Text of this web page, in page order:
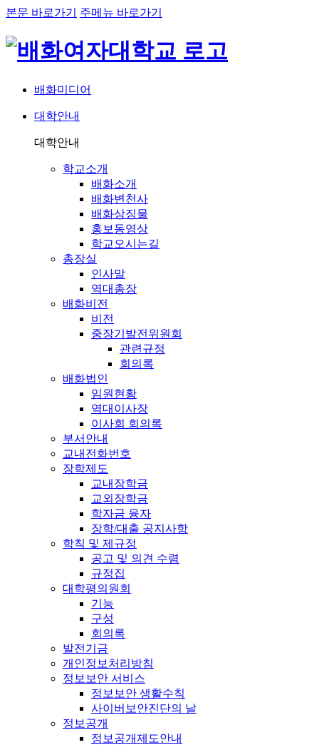
본문 바로가기 주메뉴 바로가기
배화미디어
네비게이션
대학안내
대학안내
학교소개
배화소개
배화변천사
배화상징물
홍보동영상
학교오시는길
총장실
인사말
역대총장
배화비전
비전
중장기발전위원회
관련규정
회의록
배화법인
임원현황
역대이사장
이사회 회의록
부서안내
교내전화번호
장학제도
교내장학금
교외장학금
학자금 융자
장학/대출 공지사항
학칙 및 제규정
공고 및 의견 수렴
규정집
대학평의원회
기능
구성
회의록
발전기금
개인정보처리방침
정보보안 서비스
정보보안 생활수칙
사이버보안진단의 날
정보공개
정보공개제도안내